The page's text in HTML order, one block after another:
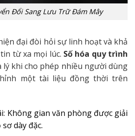
Đổi Sang Lưu Trữ Đám Mây
đại đòi hỏi sự linh hoạt và khả
từ xa mọi lúc. Số hóa quy trình
lý khi cho phép nhiều người dùng
một tài liệu đồng thời trên
Không gian văn phòng được giải
dày đặc.